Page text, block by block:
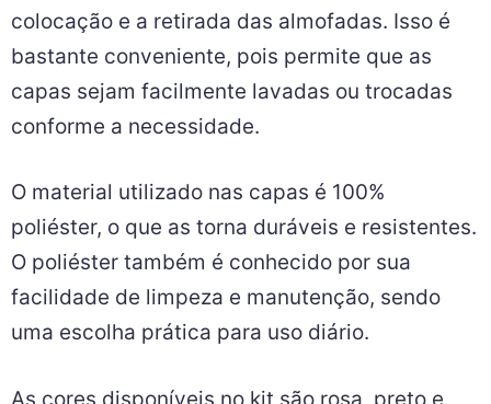
colocação e a retirada das almofadas. Isso é
bastante conveniente, pois permite que as
capas sejam facilmente lavadas ou trocadas
conforme a necessidade.
O material utilizado nas capas é 100%
poliéster, o que as torna duráveis e resistentes.
O poliéster também é conhecido por sua
facilidade de limpeza e manutenção, sendo
uma escolha prática para uso diário.
As cores disponíveis no kit são rosa, preto e